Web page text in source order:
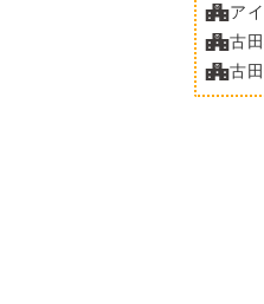
ア
古
古